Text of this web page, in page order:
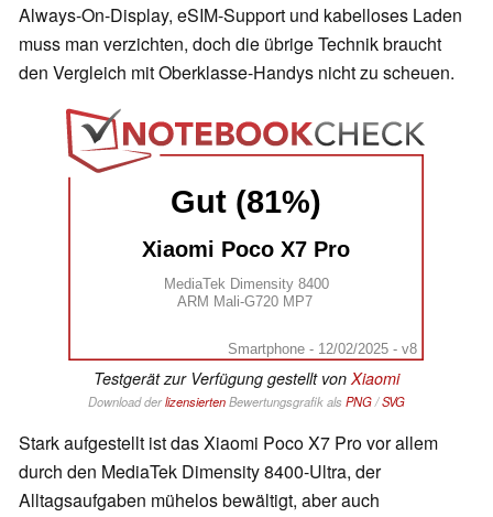
Always-On-Display, eSIM-Support und kabelloses Laden
muss man verzichten, doch die übrige Technik braucht
den Vergleich mit Oberklasse-Handys nicht zu scheuen.
Gut (81%)
Xiaomi Poco X7 Pro
MediaTek Dimensity 8400
ARM Mali-G720 MP7
Smartphone - 12/02/2025 - v8
Testgerät zur Verfügung gestellt von Xiaomi
Download derlizensiertenBewertungsgrafik als PNG/SVG
Stark aufgestellt ist das Xiaomi Poco X7 Pro vor allem
durch den MediaTek Dimensity 8400-Ultra, der
Alltagsaufgaben mühelos bewältigt, aber auch